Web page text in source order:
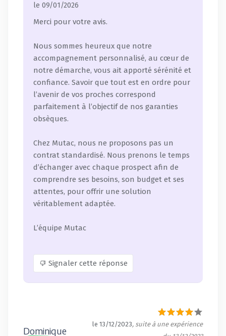
le 09/01/2026
Merci pour votre avis.
Nous sommes heureux que notre
accompagnement personnalisé, au cœur de
notre démarche, vous ait apporté sérénité et
confiance. Savoir que tout est en ordre pour
l’avenir de vos proches correspond
parfaitement à l’objectif de nos garanties
obsèques.
Chez Mutac, nous ne proposons pas un
contrat standardisé. Nous prenons le temps
d’échanger avec chaque prospect afin de
comprendre ses besoins, son budget et ses
attentes, pour offrir une solution
véritablement adaptée.
L’équipe Mutac
Signaler cette réponse
Dominique
le 13/12/2023, suite à une expérience